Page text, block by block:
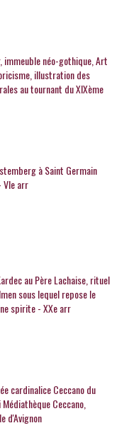
immeuble néo-gothique, Art
illustration des
au tournant du XIXème
à Saint Germain
VIe arr
au Père Lachaise, rituel
sous lequel repose le
spirite - XXe arr
cardinalice Ceccano du
Ceccano,
d'Avignon